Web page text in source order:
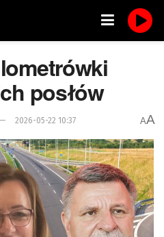
posłów
2026-05-22 10:37 AA